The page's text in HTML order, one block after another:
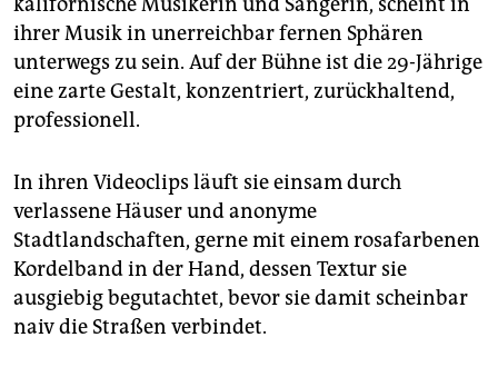
abo
genossenschaft
epaper login
ihrer Musik in unerreichbar fernen Sphären
unterwegs zu sein. Auf der Bühne ist die 29-Jährige
eine zarte Gestalt, konzentriert, zurückhaltend,
professionell.
In ihren Videoclips läuft sie einsam durch
verlassene Häuser und anonyme
Stadtlandschaften, gerne mit einem rosafarbenen
Kordelband in der Hand, dessen Textur sie
ausgiebig begutachtet, bevor sie damit scheinbar
naiv die Straßen verbindet.